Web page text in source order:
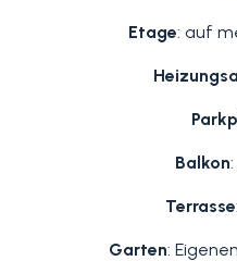
Etage: auf
Balkon
Terrasse
Garten: